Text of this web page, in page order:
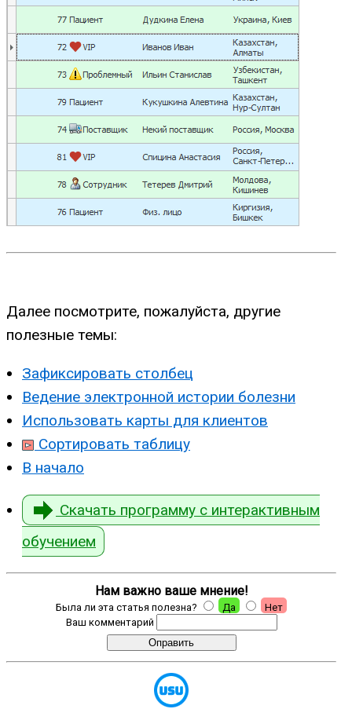
Далее посмотрите, пожалуйста, другие
полезные темы:
Зафиксировать столбец
Ведение электронной истории болезни
Использовать карты для клиентов
Сортировать таблицу
В начало
Скачать программу с интерактивным
обучением
Нам важно ваше мнение!
Была ли эта статья полезна? Да
Нет
Ваш комментарий